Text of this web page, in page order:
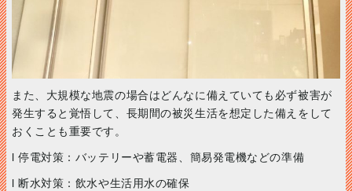
また、大規模な地震の場合はどんなに備えていても必ず被害が
発生すると覚悟して、長期間の被災生活を想定した備えをして
おくことも重要です。
l 停電対策：バッテリーや蓄電器、簡易発電機などの準備
l 断水対策：飲水や生活用水の確保